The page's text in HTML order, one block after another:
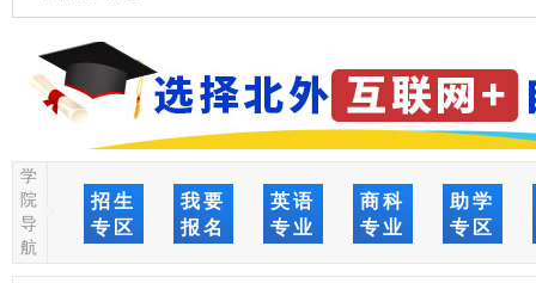
学
院
导
航
招生
专区
我要
报名
英语
专业
商科
专业
助学
专区